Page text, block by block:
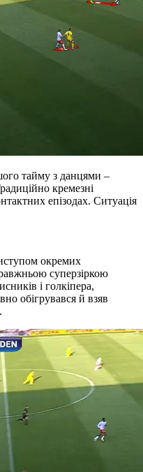
тайму з данцями –
кремезні
епізодах. Ситуація
окремих
суперзіркою
і голкіпера,
обігрувався й взяв